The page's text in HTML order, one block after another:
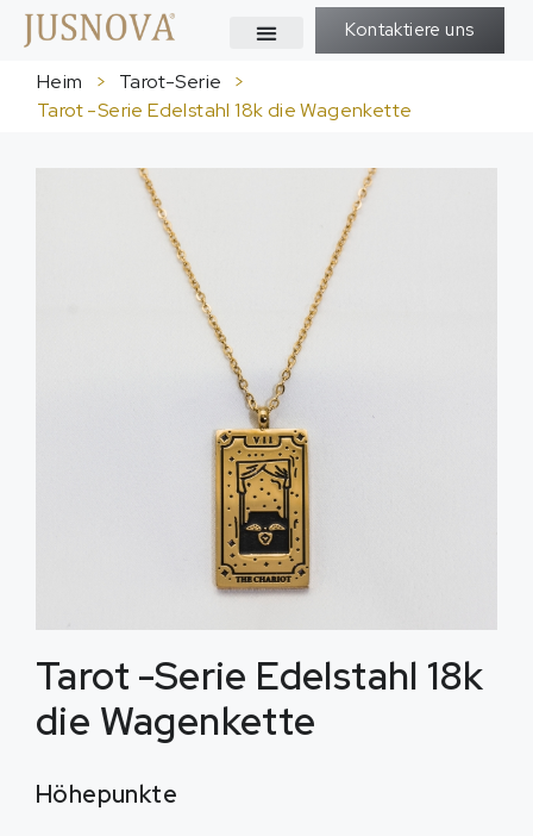
Kontaktiere uns
Heim > Tarot-Serie
>
Tarot -Serie Edelstahl 18k die Wagenkette
Tarot -Serie Edelstahl 18k
die Wagenkette
Höhepunkte